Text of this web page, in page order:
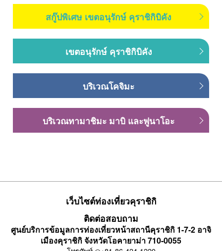
สกู๊ปพิเศษ เขตอนุรักษ์ คุราชิกิบิคัง
เขตอนุรักษ์ คุราชิกิบิคัง
บริเวณโคจิมะ
บริเวณทามาชิมะ มาบิ และฟูนาโอะ
เว็บไซต์ท่องเที่ยวคุราชิกิ
ติดต่อสอบถาม
ศูนย์บริการข้อมูลการท่องเที่ยวหน้าสถานีคุราชิกิ 1-7-2 อาจิ
เมืองคุราชิกิ จังหวัดโอคายาม่า 710-0055